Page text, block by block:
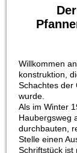
Willkommen
konstruktion,
Schachtes der
wurde.
Als im Winter
Haubergsweg
durchbauten,
Stelle einen
Schriftstück ist